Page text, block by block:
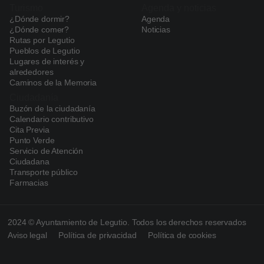
¿Dónde dormir?
¿Dónde comer?
Rutas por Legutio
Pueblos de Legutio
Lugares de interés y
alrededores
Caminos de la Memoria
Agenda
Noticias
Buzón de la ciudadanía
Calendario contributivo
Cita Previa
Punto Verde
Servicio de Atención
Ciudadana
Transporte público
Farmacias
2024 © Ayuntamiento de Legutio. Todos los derechos reservados
Legal
Aviso legal Política de privacidad Política de cookies